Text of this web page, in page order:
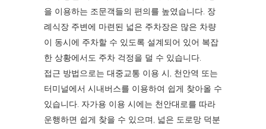
을 이용하는 조문객들의 편의를 높였습니다. 장
례식장 주변에 마련된 넓은 주차장은 많은 차량
이 동시에 주차할 수 있도록 설계되어 있어 복잡
한 상황에서도 주차 걱정을 덜 수 있습니다.
접근 방법으로는 대중교통 이용 시, 천안역 또는
터미널에서 시내버스를 이용하여 쉽게 찾아올 수
있습니다. 자가용 이용 시에는 천안대로를 따라
운행하면 쉽게 찾을 수 있으며, 넓은 도로망 덕분